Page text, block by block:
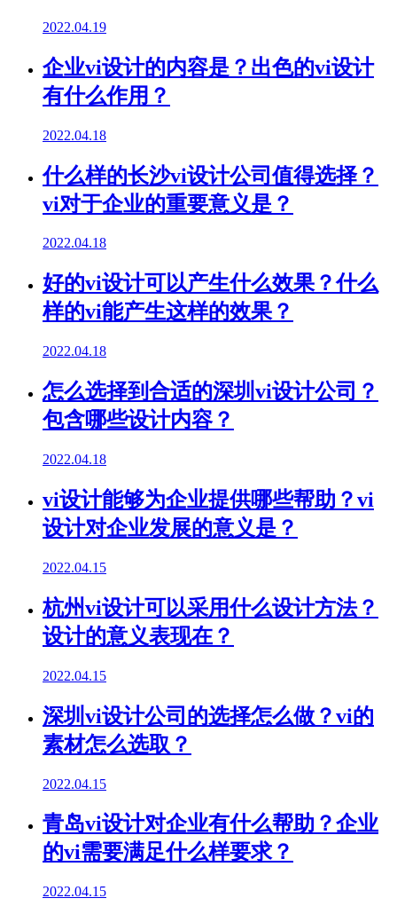
2022.04.19
企业vi设计的内容是？出色的vi设计
有什么作用？
2022.04.18
什么样的长沙vi设计公司值得选择？
vi对于企业的重要意义是？
2022.04.18
好的vi设计可以产生什么效果？什么
样的vi能产生这样的效果？
2022.04.18
怎么选择到合适的深圳vi设计公司？
包含哪些设计内容？
2022.04.18
vi设计能够为企业提供哪些帮助？vi
设计对企业发展的意义是？
2022.04.15
杭州vi设计可以采用什么设计方法？
设计的意义表现在？
2022.04.15
深圳vi设计公司的选择怎么做？vi的
素材怎么选取？
2022.04.15
青岛vi设计对企业有什么帮助？企业
的vi需要满足什么样要求？
2022.04.15